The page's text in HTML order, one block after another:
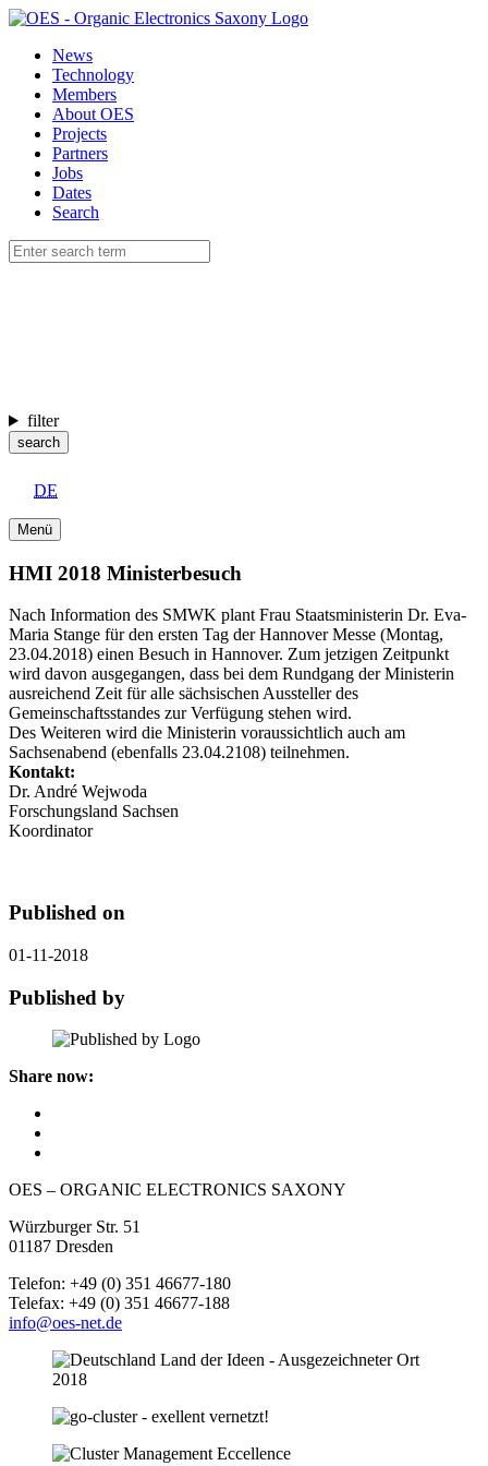
News
Technology
Members
About OES
Projects
Partners
Jobs
Dates
Search
filter
search
DE
Menü
HMI 2018 Ministerbesuch
Nach Information des SMWK plant Frau Staatsministerin Dr. Eva-
Maria Stange für den ersten Tag der Hannover Messe (Montag,
23.04.2018) einen Besuch in Hannover. Zum jetzigen Zeitpunkt
wird davon ausgegangen, dass bei dem Rundgang der Ministerin
ausreichend Zeit für alle sächsischen Aussteller des
Gemeinschaftsstandes zur Verfügung stehen wird.
Des Weiteren wird die Ministerin voraussichtlich auch am
Sachsenabend (ebenfalls 23.04.2108) teilnehmen.
Kontakt:
Dr. André Wejwoda
Forschungsland Sachsen
Koordinator
Published on
01-11-2018
Published by
Share now:
OES – ORGANIC ELECTRONICS SAXONY
Würzburger Str. 51
01187 Dresden
Telefon: +49 (0) 351 46677-180
Telefax: +49 (0) 351 46677-188
info@oes-net.de